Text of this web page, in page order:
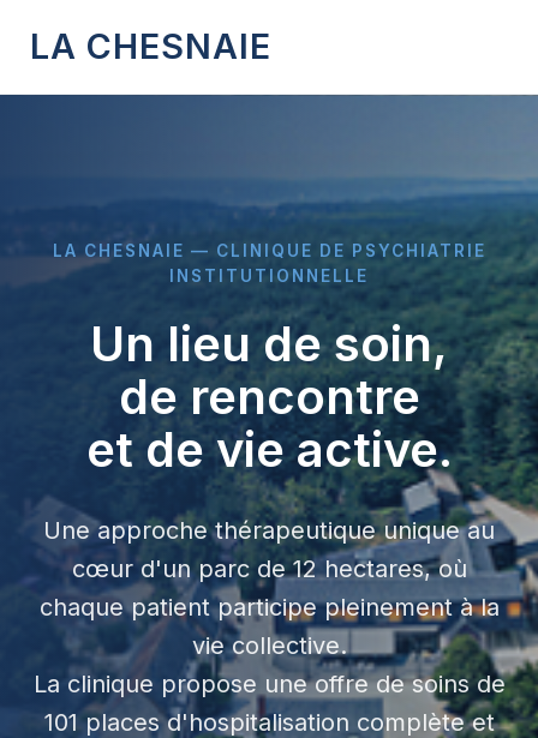
LA CHESNAIE
LA CHESNAIE — CLINIQUE DE PSYCHIATRIE
INSTITUTIONNELLE
Un lieu de soin,
de rencontre
et de vie active.
Une approche thérapeutique unique au
cœur d'un parc de 12 hectares, où
chaque patient participe pleinement à la
vie collective.
La clinique propose une offre de soins de
101 places d'hospitalisation complète et